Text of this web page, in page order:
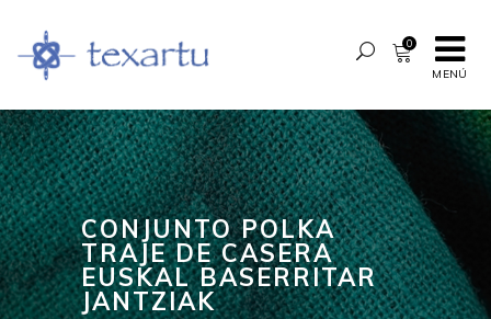
MENÚ
0
CONJUNTO POLKA
TRAJE DE CASERA
EUSKAL BASERRITAR
JANTZIAK